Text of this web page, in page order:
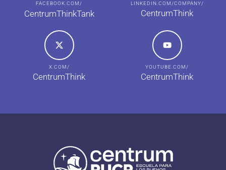
FACEBOOK.COM/
CentrumThinkTank
LINKEDIN.COM/COMPANY/
CentrumThink
X.COM/
CentrumThink
YOUTUBE.COM/
CentrumThink